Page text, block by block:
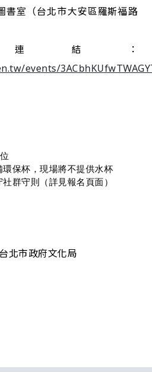
室（台北市大安區羅斯福路
結：
events/
保杯，現場將不提供水杯
群守則（詳見報名頁面）
北市政府文化局